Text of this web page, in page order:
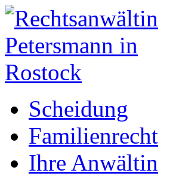
Scheidung
Familienrecht
Ihre Anwältin